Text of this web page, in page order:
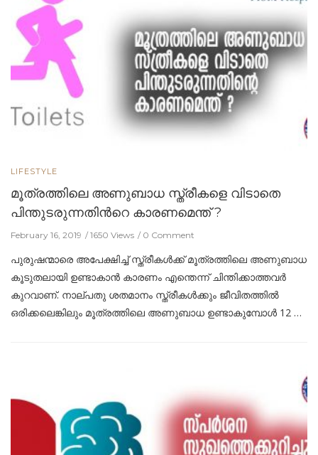
LIFESTYLE
മൂത്രത്തിലെ അണുബാധ സ്ത്രീകളെ വിടാതെ
പിന്തുടരുന്നതിന്‍റെ കാരണമെന്ത് ?
February 16, 2019 1650 Views 0 Comment
പുരുഷന്മാരെ അപേക്ഷിച്ച് സ്ത്രീകള്‍ക്ക് മൂത്രത്തിലെ അണുബാധ
കൂടുതലായി ഉണ്ടാകാന്‍ കാരണം എന്തെന്ന് ചിന്തിക്കാത്തവര്‍
കുറവാണ്. നാല്പതു ശതമാനം സ്ത്രീകള്‍ക്കും ജീവിതത്തില്‍
ഒരിക്കലെങ്കിലും മൂത്രത്തിലെ അണുബാധ ഉണ്ടാകുമ്പോള്‍ 12 …